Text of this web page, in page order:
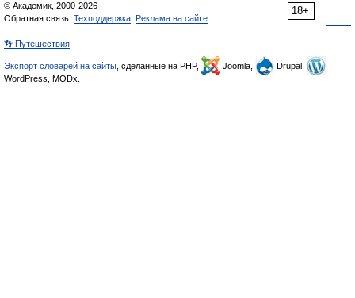
18+
© Академик, 2000-2026
Обратная связь: Техподдержка Реклама на сайте
👣 Путешествия
Экспорт словарей на сайты , сделанные на PHP, Joomla,
Drupal,
WordPress, MODx.